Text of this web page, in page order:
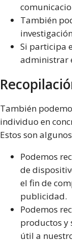
También
Si participa
administrar
También
individuo en
Estos son
Podemos
de
el fin de
publicidad.
Podemos
productos y
útil a